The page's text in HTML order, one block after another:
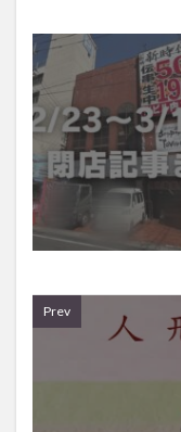
Prev